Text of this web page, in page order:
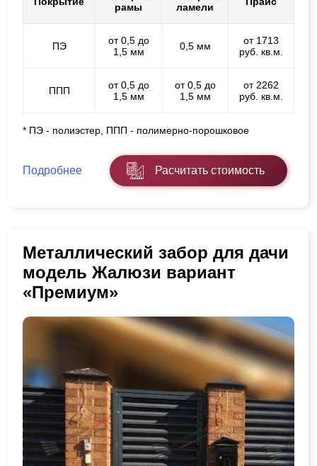
рамы
ламели
ПЭ
от 0,5 до
1,5 мм
0,5 мм
от 1713
руб. кв.м.
ППП
от 0,5 до
1,5 мм
от 0,5 до
1,5 мм
от 2262
руб. кв.м.
* ПЭ - полиэстер, ППП - полимерно-порошковое
Подробнее Расчитать стоимость
Металлический забор для дачи
модель Жалюзи вариант
«Премиум»